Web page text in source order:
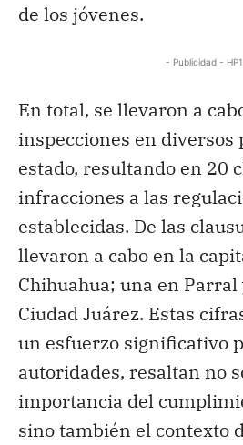
de los jóvenes.
- Publicidad - HP1
En total, se llevaron a
inspecciones en diversos
estado, resultando en 20
infracciones a las
establecidas. De las
llevaron a cabo en la
Chihuahua; una en Parral
Ciudad Juárez. Estas
un esfuerzo significativo
autoridades, resaltan no
importancia del
sino también el contexto